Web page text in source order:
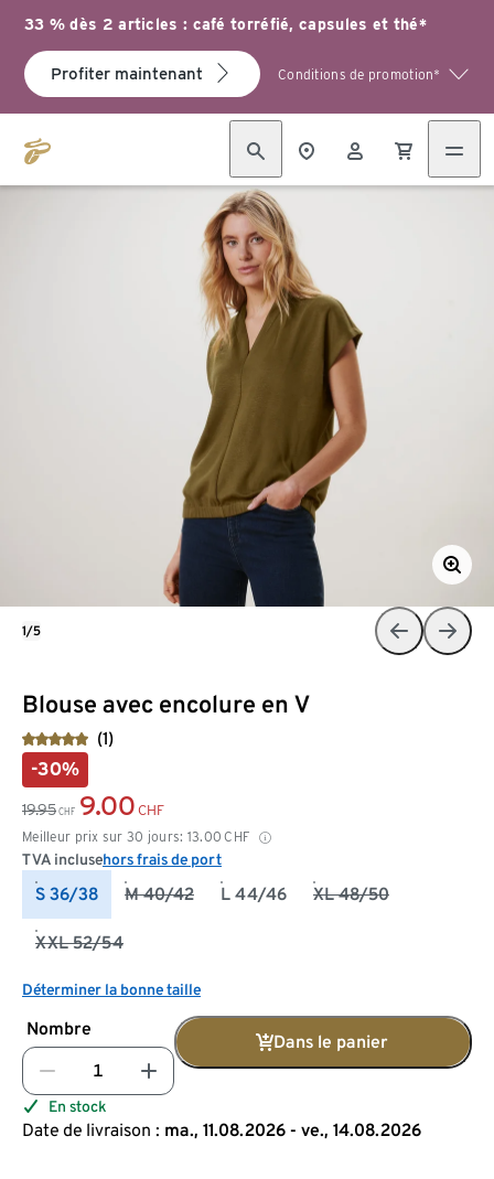
33 % dès 2 articles : café torréfié, capsules et thé*
Profiter maintenant Conditions de promotion*
Blouse avec encolure en V
(1)
-30%
19.95 CHF 9.00 CHF
Meilleur prix sur 30 jours: 13.00 CHF
TVA inclusehors frais de port
S 36/38 M 40/42 L 44/46 XL 48/50
XXL 52/54
Déterminer la bonne taille
Nombre
Dans le panier
En stock
Date de livraison : ma., 11.08.2026 - ve., 14.08.2026
1/5